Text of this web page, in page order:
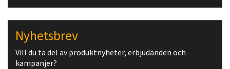
Nyhetsbrev
Vill du ta del av produktnyheter, erbjudanden och
kampanjer?